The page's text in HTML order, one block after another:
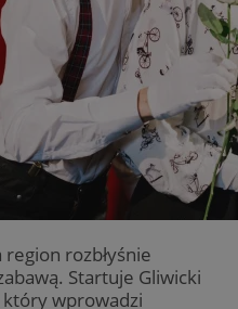
rozbłyśnie
Startuje Gliwicki
wprowadzi